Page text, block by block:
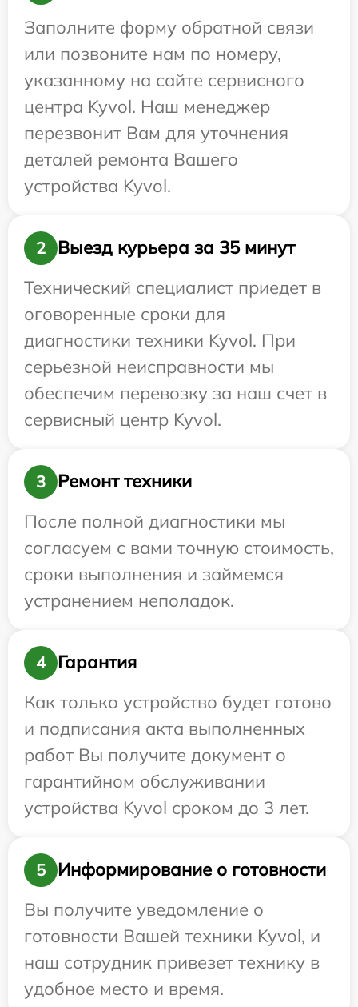
Заполните форму обратной связи
или позвоните нам по номеру,
указанному на сайте сервисного
центра Kyvol. Наш менеджер
перезвонит Вам для уточнения
деталей ремонта Вашего
устройства Kyvol.
2
Выезд курьера за 35 минут
Технический специалист приедет в
оговоренные сроки для
диагностики техники Kyvol. При
серьезной неисправности мы
обеспечим перевозку за наш счет в
сервисный центр Kyvol.
3
Ремонт техники
После полной диагностики мы
согласуем с вами точную стоимость,
сроки выполнения и займемся
устранением неполадок.
4
Гарантия
Как только устройство будет готово
и подписания акта выполненных
работ Вы получите документ о
гарантийном обслуживании
устройства Kyvol сроком до 3 лет.
5
Информирование о готовности
Вы получите уведомление о
готовности Вашей техники Kyvol, и
наш сотрудник привезет технику в
удобное место и время.